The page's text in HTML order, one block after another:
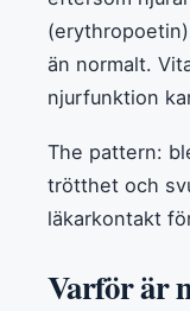
än normalt.
njurfunktion
The pattern:
trötthet och
läkarkontakt
Varför är